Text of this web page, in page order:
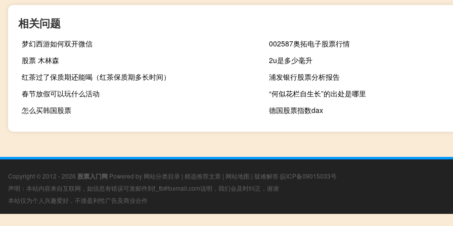
相关问题
梦幻西游如何双开微信
002587奥拓电子股票行情
股票 木林森
2u是多少毫升
红茶过了保质期还能喝（红茶保质期多长时间）
浦发银行股票分析报告
春节放假可以玩什么活动
“何似花栏自生长”的出处是哪里
怎么买韩国股票
德国股票指数dax
Copyright © 2012 - 2026 股票入门网 Powered by 网站分类目录 | 精选推荐文章 | 网站地图 | 疑难解答 皖ICP备09015033号
声明：本站内容来自互联网，如信息有错误可发邮件到f_fb#foxmail.com说明，我们会及时纠正，谢谢
本站仅为个人兴趣爱好，不接盈利性广告及商业合作